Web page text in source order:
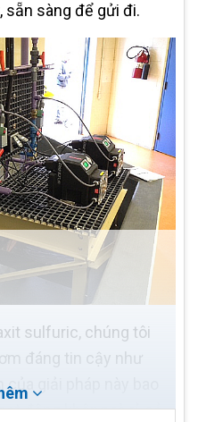
sẵn sàng để gửi đi.
sulfuric, chúng tôi
đáng tin cậy như
giải pháp này bao
động không rò rỉ, cả